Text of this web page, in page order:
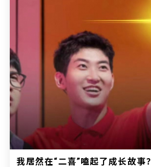
我居然在“二喜”嗑起了成长故事？